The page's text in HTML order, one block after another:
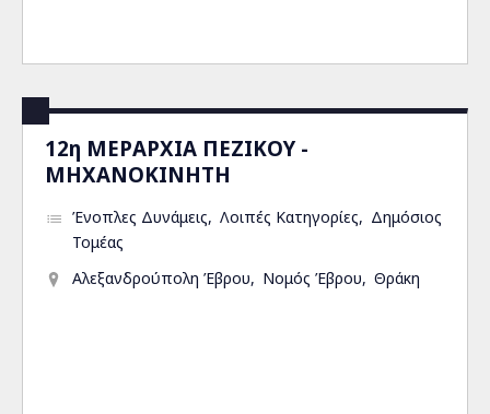
12η ΜΕΡΑΡΧΙΑ ΠΕΖΙΚΟΥ -
ΜΗΧΑΝΟΚΙΝΗΤΗ
Ένοπλες Δυνάμεις Λοιπές Κατηγορίες
Δημόσιος
Τομέας
Αλεξανδρούπολη Έβρου
Νομός Έβρου Θράκη